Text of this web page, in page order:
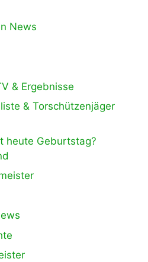
News
& Ergebnisse
& Torschützenjäger
heute Geburtstag?